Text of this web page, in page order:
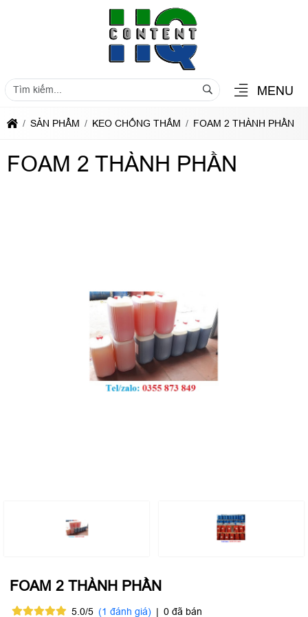
MENU
SẢN PHẨM KEO CHỐNG THẤM FOAM 2 THÀNH PHẦN
FOAM 2 THÀNH PHẦN
FOAM 2 THÀNH PHẦN
5.0/5 (1 đánh giá) | 0 đã bán